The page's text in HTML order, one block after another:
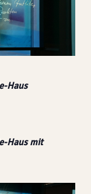
Haus
Haus mit